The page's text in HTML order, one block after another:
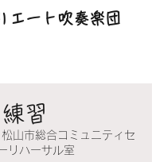
エート吹奏楽団
練習
松山市総合コミュニティセ
リハーサル室